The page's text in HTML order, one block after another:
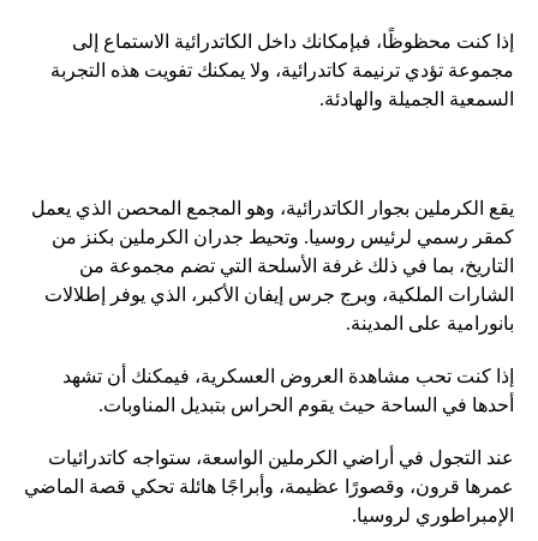
إذا كنت محظوظًا، فبإمكانك داخل الكاتدرائية الاستماع إلى
مجموعة تؤدي ترنيمة كاتدرائية، ولا يمكنك تفويت هذه التجربة
السمعية الجميلة والهادئة.
يقع الكرملين بجوار الكاتدرائية، وهو المجمع المحصن الذي يعمل
كمقر رسمي لرئيس روسيا. وتحيط جدران الكرملين بكنز من
التاريخ، بما في ذلك غرفة الأسلحة التي تضم مجموعة من
الشارات الملكية، وبرج جرس إيفان الأكبر، الذي يوفر إطلالات
بانورامية على المدينة.
إذا كنت تحب مشاهدة العروض العسكرية، فيمكنك أن تشهد
أحدها في الساحة حيث يقوم الحراس بتبديل المناوبات.
عند التجول في أراضي الكرملين الواسعة، ستواجه كاتدرائيات
عمرها قرون، وقصورًا عظيمة، وأبراجًا هائلة تحكي قصة الماضي
الإمبراطوري لروسيا.